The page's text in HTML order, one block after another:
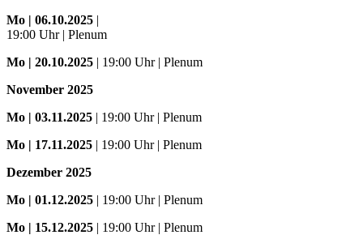
Mo | 06.10.2025 |
19:00 Uhr | Plenum
Mo | 20.10.2025 | 19:00 Uhr | Plenum
November 2025
Mo | 03.11.2025 | 19:00 Uhr | Plenum
Mo | 17.11.2025 | 19:00 Uhr | Plenum
Dezember 2025
Mo | 01.12.2025 | 19:00 Uhr | Plenum
Mo | 15.12.2025 | 19:00 Uhr | Plenum